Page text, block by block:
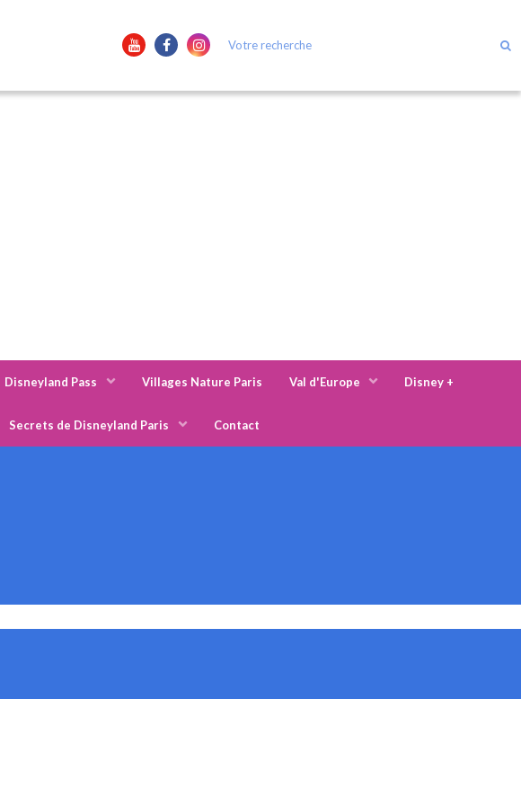
Disneyland Pass Villages Nature Paris Val d'Europe Disney +
Secrets de Disneyland Paris Contact
Discovery